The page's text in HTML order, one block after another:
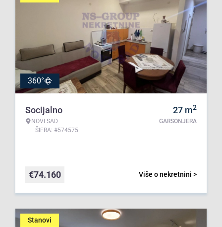
360°
Socijalno
NOVI SAD
ŠIFRA: #574575
27 m2
GARSONJERA
Više o nekretnini >
€74.160
Stanovi